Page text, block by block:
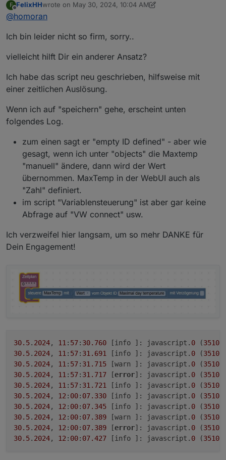
was meinst du denn stattdessen?
in dem Screenshot ist es schwer zu entziffern .
Bitte immer als Text in code-tags posten und dann
auch schreiben auf welche Zeile du dich mit
F
Offline
FelixHHwrote on May 30, 2024, 10:04 AM
last edited by HomoranMay 30, 2024, 12:05 PM
@homoran
Ich bin leider nicht so firm, sorry..
vielleicht hilft Dir ein anderer Ansatz?
Ich habe das script neu geschrieben, hilfsweise mit
einer zeitlichen Auslösung.
Wenn ich auf "speichern" gehe, erscheint unten
folgendes Log.
zum einen sagt er "empty ID defined" - aber wie
gesagt, wenn ich unter "objects" die Maxtemp
"manuell" ändere, dann wird der Wert
übernommen. MaxTemp in der WebUI auch als
"Zahl" definiert.
im script "Variablensteuerung" ist aber gar keine
Abfrage auf "VW connect" usw.
Ich verzweifel hier langsam, um so mehr DANKE für
Dein Engagement!
30.5. 2024, 11: 57: 30.760
	[info ]: javascript.
0 (3510
30.5. 2024, 11: 57: 31.691
	[info ]: javascript.
0 (3510
30.5. 2024, 11: 57: 31.715
	[warn ]: javascript.
0 (3510
30.5. 2024, 11: 57: 31.717
	[
error]: javascript. 0 (3510
30.5. 2024, 11: 57: 31.721
	[info ]: javascript.
0 (3510
30.5. 2024, 12: 00: 07.330
	[info ]: javascript.
0 (3510
30.5. 2024, 12: 00: 07.345
	[info ]: javascript.
0 (3510
30.5. 2024, 12: 00: 07.389
	[warn ]: javascript.
0 (3510
30.5. 2024, 12: 00: 07.389
	[
error]: javascript. 0 (3510
30.5. 2024, 12: 00: 07.427
	[info ]: javascript.
0 (3510